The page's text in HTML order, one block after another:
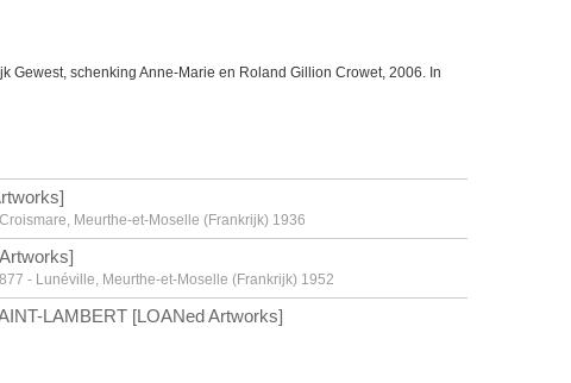
Gewest, schenking Anne-Marie en Roland Gillion Crowet, 2006. In
Meurthe-et-Moselle (Frankrijk) 1936
- Lunéville, Meurthe-et-Moselle (Frankrijk) 1952
LAMBERT [LOANed Artworks]